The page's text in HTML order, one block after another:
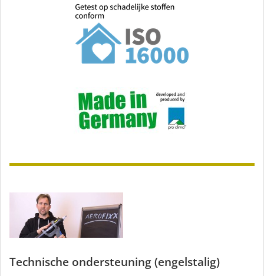
Technische ondersteuning (engelstalig)